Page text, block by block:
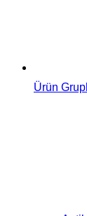
Ürün